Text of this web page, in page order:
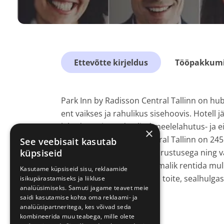
Ettevõtte kirjeldus
Park Inn by Radisson Central Tallinn on
ent vaikses ja rahulikus sisehoovis. Hotell
lähedusse jäävad paljud meelelahutus- ja
Park Inn by Radisson Central Tallinn on
kaasaegse kujunduse ja varustusega ning
ilusalong, jõusaal ning võimalik rentida
kohalikke ja rahvusvahelisi toite,
×
See veebisait kasutab
küpsiseid
Kasutame küpsiseid sisu, reklaamide
isikupärastamiseks ja liikluse
analüüsimiseks. Samuti jagame teavet meie
saidi kasutamise kohta oma reklaami- ja
analüüsipartneritega, kes võivad seda
kombineerida muu teabega, mille olete